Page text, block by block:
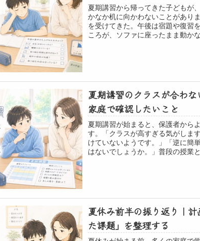
夏期講習から帰ってきた子どもが
かなか机に向かわないことがあり
を受けてきた。午後は宿題や復習
ころが、ソファに座ったまま動か
夏期講習のクラスが合わな
家庭で確認したいこと
夏期講習が始まると、保護者から
す。「クラスが高すぎる気がしま
けていないようです。」「逆に簡
はないでしょうか。」普段の授業
夏休み前半の振り返り｜計
た課題」を整理する